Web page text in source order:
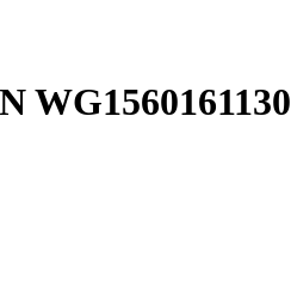
WG1560161130